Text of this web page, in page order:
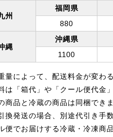
州
福岡県
880
縄
沖縄県
1100
量によって、配送料金が変わ
は「箱代」や「クール便代金
商品と冷蔵の商品は同梱でき
換発送の場合、別途代引き手
便でお届けする冷蔵・冷凍商